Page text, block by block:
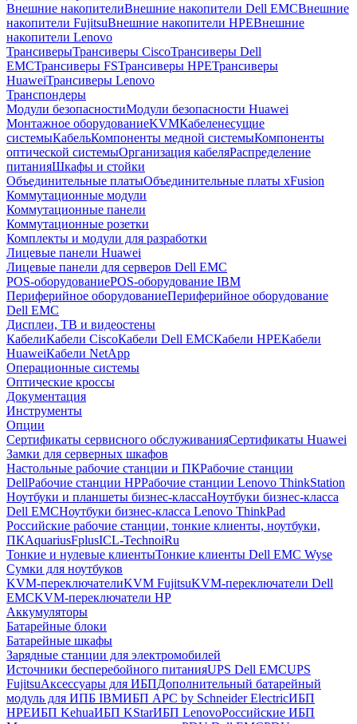
Внешние накопителиВнешние накопители Dell EMCВнешние
накопители FujitsuВнешние накопители HPEВнешние
накопители Lenovo
ТрансиверыТрансиверы CiscoТрансиверы Dell
EMCТрансиверы FSТрансиверы HPEТрансиверы
HuaweiТрансиверы Lenovo
Транспондеры
Модули безопасностиМодули безопасности Huawei
Монтажное оборудованиеKVMКабеленесущие
системыКабельКомпоненты медной системыКомпоненты
оптической системыОрганизация кабеляРаспределение
питанияШкафы и стойки
Объединительные платыОбъединительные платы xFusion
Коммутационные модули
Коммутационные панели
Коммутационные розетки
Комплекты и модули для разработки
Лицевые панели Huawei
Лицевые панели для серверов Dell EMC
POS-оборудованиеPOS-оборудование IBM
Периферийное оборудованиеПериферийное оборудование
Dell EMC
Дисплеи, ТВ и видеостены
КабелиКабели CiscoКабели Dell EMCКабели HPEКабели
HuaweiКабели NetApp
Операционные системы
Оптические кроссы
Документация
Инструменты
Опции
Сертификаты сервисного обслуживанияСертификаты Huawei
Замки для серверных шкафов
Настольные рабочие станции и ПКРабочие станции
DellРабочие станции HPРабочие станции Lenovo ThinkStation
Ноутбуки и планшеты бизнес-классаНоутбуки бизнес-класса
Dell EMCНоутбуки бизнес-класса Lenovo ThinkPad
Российские рабочие станции, тонкие клиенты, ноутбуки,
ПКAquariusFplusICL-TechnoiRu
Тонкие и нулевые клиентыТонкие клиенты Dell EMC Wyse
Сумки для ноутбуков
KVM-переключателиKVM FujitsuKVM-переключатели Dell
EMCKVM-переключатели HP
Аккумуляторы
Батарейные блоки
Батарейные шкафы
Зарядные станции для электромобилей
Источники бесперебойного питанияUPS Dell EMCUPS
FujitsuАксессуары для ИБПДополнительный батарейный
модуль для ИПБ IBMИБП APC by Schneider ElectricИБП
HPEИБП KehuaИБП KStarИБП LenovoРоссийские ИБП